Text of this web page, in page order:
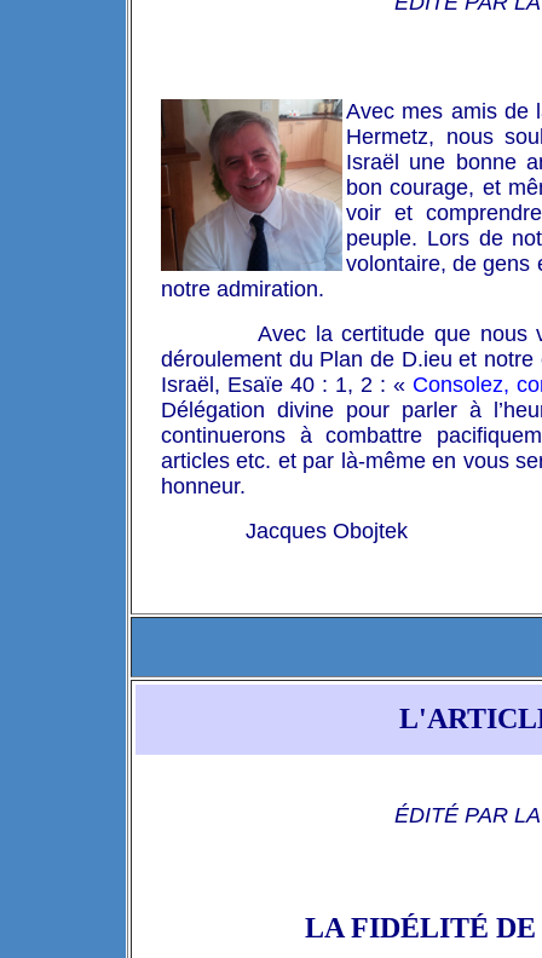
Avec mes amis de
Hermetz, nous
Israël une bonne
bon courage, et
voir et
peuple. Lors de
volontaire, de gens
notre admiration.
Avec la certitude que nous
déroulement du Plan de D.ieu et
Israël, Esaïe 40 : 1, 2 : « Consolez,
Délégation divine pour parler à
continuerons à combattre
articles etc. et par là-même en vous
honneur.
Jacques Obojtek
ÉDITÉ PAR
LA FIDÉLITÉ DE